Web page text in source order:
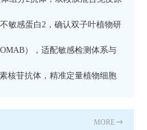
敏感蛋白2，确认双子叶植物研
），适配敏感检测体系与
核苷抗体，精准定量植物细胞
MORE